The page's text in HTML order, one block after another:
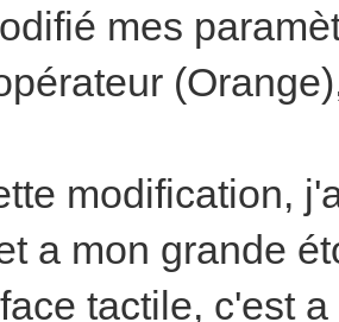
mes
modification,
a mon grande
tactile, c'est